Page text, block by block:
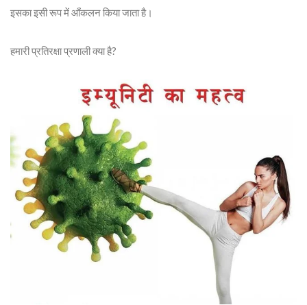
इसका इसी रूप में आँकलन किया जाता है।
हमारी प्रतिरक्षा प्रणाली क्या है?